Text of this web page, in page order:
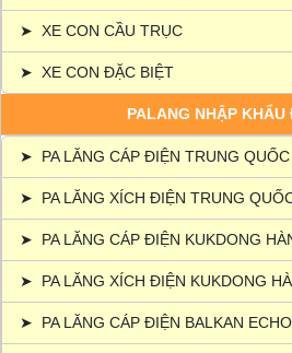
➤ XE CON CẦU TRỤC
➤ XE CON ĐẶC BIỆT
PALANG NHẬP KHẨU
➤ PA LĂNG CÁP ĐIỆN TRUNG QUỐC
➤ PA LĂNG XÍCH ĐIỆN TRUNG
➤ PA LĂNG CÁP ĐIỆN KUKDONG
➤ PA LĂNG XÍCH ĐIỆN KUKDONG
➤ PA LĂNG CÁP ĐIỆN BALKAN